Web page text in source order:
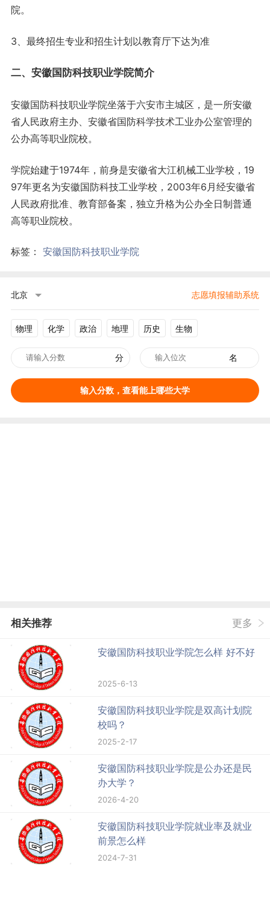
院。
3、最终招生专业和招生计划以教育厅下达为准
二、安徽国防科技职业学院简介
安徽国防科技职业学院坐落于六安市主城区，是一所安徽
省人民政府主办、安徽省国防科学技术工业办公室管理的
公办高等职业院校。
学院始建于1974年，前身是安徽省大江机械工业学校，19
97年更名为安徽国防科技工业学校，2003年6月经安徽省
人民政府批准、教育部备案，独立升格为公办全日制普通
高等职业院校。
标签： 安徽国防科技职业学院
北京 志愿填报辅助系统
物理 化学 政治 地理 历史 生物
分 名
输入分数，查看能上哪些大学
相关推荐 更多
安徽国防科技职业学院怎么样 好不好
2025-6-13
安徽国防科技职业学院是双高计划院
校吗？
2025-2-17
安徽国防科技职业学院是公办还是民
办大学？
2026-4-20
安徽国防科技职业学院就业率及就业
前景怎么样
2024-7-31